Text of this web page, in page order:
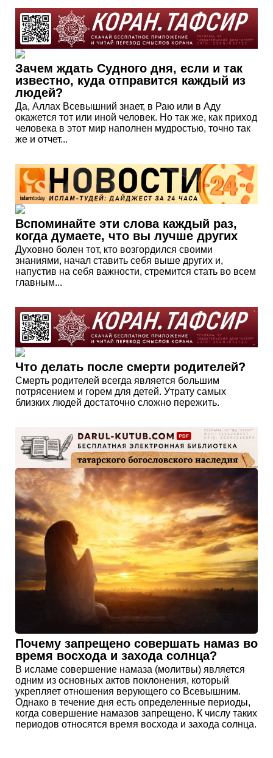
Зачем ждать Судного дня, если и так
известно, куда отправится каждый из
людей?
Да, Аллах Всевышний знает, в Раю или в Аду
окажется тот или иной человек. Но так же, как приход
человека в этот мир наполнен мудростью, точно так
же и отчет...
Вспоминайте эти слова каждый раз,
когда думаете, что вы лучше других
Духовно болен тот, кто возгордился своими
знаниями, начал ставить себя выше других и,
напустив на себя важности, стремится стать во всем
главным...
Что делать после смерти родителей?
Смерть родителей всегда является большим
потрясением и горем для детей. Утрату самых
близких людей достаточно сложно пережить.
Почему запрещено совершать намаз во
время восхода и захода солнца?
В исламе совершение намаза (молитвы) является
одним из основных актов поклонения, который
укрепляет отношения верующего со Всевышним.
Однако в течение дня есть определенные периоды,
когда совершение намазов запрещено. К числу таких
периодов относятся время восхода и захода солнца.